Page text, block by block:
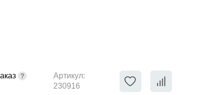
Артикул:
230916